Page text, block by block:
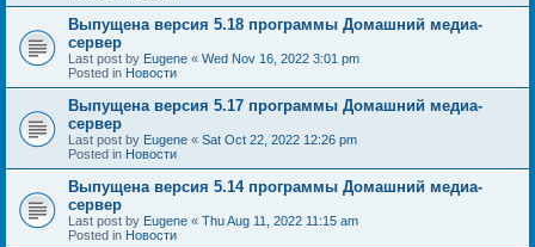
Выпущена версия 5.18 программы Домашний медиа-
сервер
Last post by Eugene « Wed Nov 16, 2022 3:01 pm
Posted in Новости
Выпущена версия 5.17 программы Домашний медиа-
сервер
Last post by Eugene « Sat Oct 22, 2022 12:26 pm
Posted in Новости
Выпущена версия 5.14 программы Домашний медиа-
сервер
Last post by Eugene « Thu Aug 11, 2022 11:15 am
Posted in Новости